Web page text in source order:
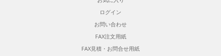
ログイン
お問い合わせ
FAX注文用紙
FAX見積・お問合せ用紙